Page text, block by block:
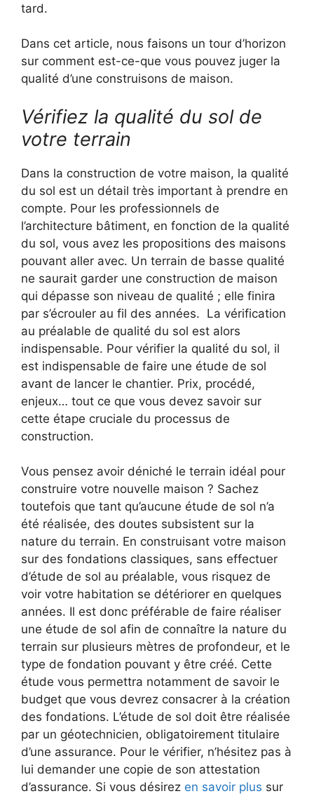
tard.
Dans cet article, nous faisons un tour d’horizon
sur comment est-ce-que vous pouvez juger la
qualité d’une construisons de maison.
Vérifiez la qualité du sol de
votre terrain
Dans la construction de votre maison, la qualité
du sol est un détail très important à prendre en
compte. Pour les professionnels de
l’architecture bâtiment, en fonction de la qualité
du sol, vous avez les propositions des maisons
pouvant aller avec. Un terrain de basse qualité
ne saurait garder une construction de maison
qui dépasse son niveau de qualité ; elle finira
par s’écrouler au fil des années. La vérification
au préalable de qualité du sol est alors
indispensable. Pour vérifier la qualité du sol, il
est indispensable de faire une étude de sol
avant de lancer le chantier. Prix, procédé,
enjeux… tout ce que vous devez savoir sur
cette étape cruciale du processus de
construction.
Vous pensez avoir déniché le terrain idéal pour
construire votre nouvelle maison ? Sachez
toutefois que tant qu’aucune étude de sol n’a
été réalisée, des doutes subsistent sur la
nature du terrain. En construisant votre maison
sur des fondations classiques, sans effectuer
d’étude de sol au préalable, vous risquez de
voir votre habitation se détériorer en quelques
années. Il est donc préférable de faire réaliser
une étude de sol afin de connaître la nature du
terrain sur plusieurs mètres de profondeur, et le
type de fondation pouvant y être créé. Cette
étude vous permettra notamment de savoir le
budget que vous devrez consacrer à la création
des fondations. L’étude de sol doit être réalisée
par un géotechnicien, obligatoirement titulaire
d’une assurance. Pour le vérifier, n’hésitez pas à
lui demander une copie de son attestation
d’assurance. Si vous désirez en savoir plus sur